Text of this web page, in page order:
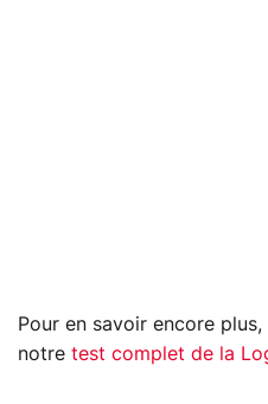
Pour en savoir encore
notre test complet de la